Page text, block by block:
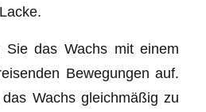
Sie das Wachs mit einem
Bewegungen auf.
Wachs gleichmäßig zu